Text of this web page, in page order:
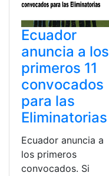
Ecuador
anuncia a los
primeros 11
convocados
para las
Eliminatorias
Ecuador anuncia a
los primeros
convocados. Si